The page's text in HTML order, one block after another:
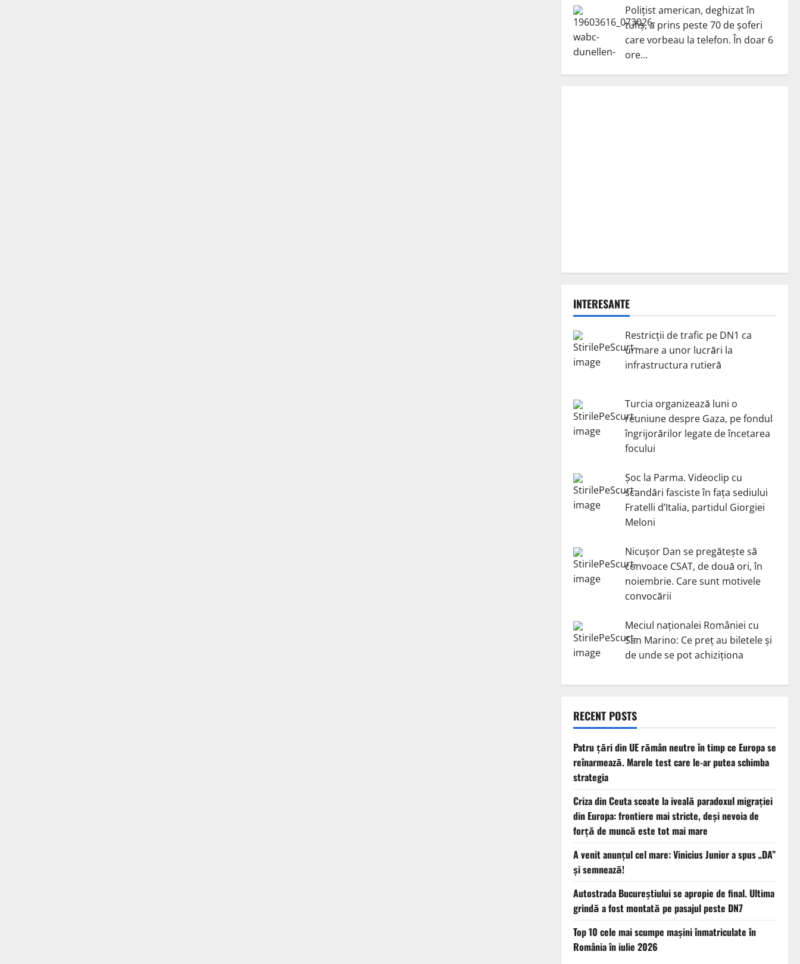
Polițist american, deghizat în
tufiș, a prins peste 70 de șoferi
care vorbeau la telefon. În doar 6
ore…
INTERESANTE
Restricții de trafic pe DN1 ca
urmare a unor lucrări la
infrastructura rutieră
Turcia organizează luni o
reuniune despre Gaza, pe fondul
îngrijorărilor legate de încetarea
focului
Șoc la Parma. Videoclip cu
scandări fasciste în fața sediului
Fratelli d’Italia, partidul Giorgiei
Meloni
Nicuşor Dan se pregăteşte să
convoace CSAT, de două ori, în
noiembrie. Care sunt motivele
convocării
Meciul naționalei României cu
San Marino: Ce preț au biletele și
de unde se pot achiziționa
RECENT POSTS
Patru țări din UE rămân neutre în timp ce Europa se
reînarmează. Marele test care le-ar putea schimba
strategia
Criza din Ceuta scoate la iveală paradoxul migrației
din Europa: frontiere mai stricte, deși nevoia de
forță de muncă este tot mai mare
A venit anunțul cel mare: Vinicius Junior a spus „DA”
și semnează!
Autostrada Bucureștiului se apropie de final. Ultima
grindă a fost montată pe pasajul peste DN7
Top 10 cele mai scumpe mașini înmatriculate în
România în iulie 2026